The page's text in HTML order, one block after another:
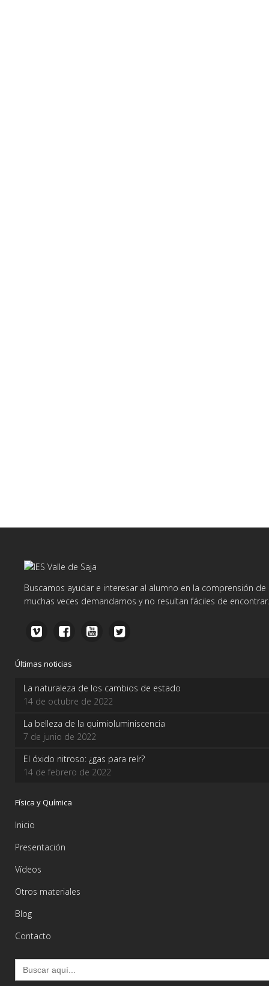
Buscamos ayudar e interesar al alumno en la comprensión
muchas veces demandamos y no resultan fáciles de encontrar.
Últimas noticias
La naturaleza de los cambios de estado
14 de octubre de 2022
La belleza de la quimioluminiscencia
7 de junio de 2022
El óxido nitroso: ¿gas para reír?
14 de febrero de 2022
Física y Química
Inicio
Presentación
Vídeos
Otros materiales
Blog
Contacto
Buscar: